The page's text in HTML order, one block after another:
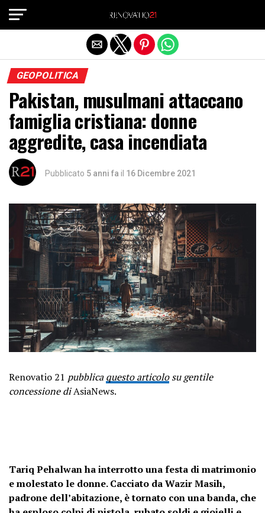
GEOPOLITICA
Pakistan, musulmani attaccano
famiglia cristiana: donne
aggredite, casa incendiata
Pubblicato 5 anni fa il 16 Dicembre 2021
Renovatio 21 pubblicaquesto articolosu gentile
concessione diAsiaNews.
Tariq Pehalwan ha interrotto una festa di matrimonio
e molestato le donne. Cacciato da Wazir Masih,
padrone dell’abitazione, è tornato con una banda, che
Exit mobile version